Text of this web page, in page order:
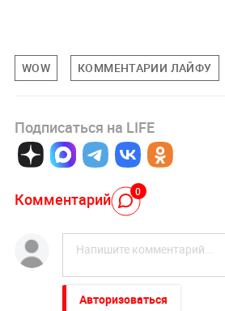
WOW КОММЕНТАРИИ ЛАЙФУ
Подписаться на LIFE
Комментарий 0
Авторизоваться